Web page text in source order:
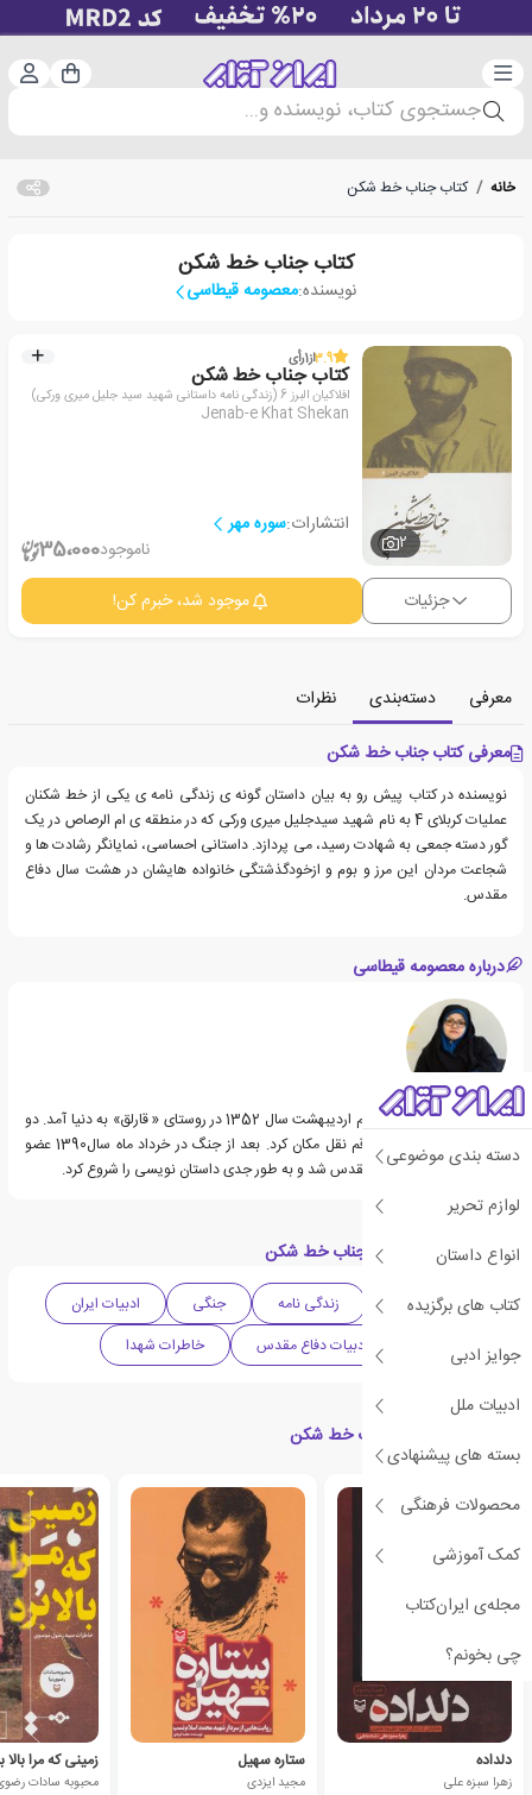
دسته‌بندی سبد
جستجوی کتاب، نویسنده و...
دسته بندی موضوعی
لوازم تحریر
انواع داستان
کتاب های برگزیده
جوایز ادبی
ادبیات ملل
بسته های پیشنهادی
محصولات فرهنگی
کمک آموزشی
مجله‌ی ایران‌کتاب
چی بخونم؟
خانه / کتاب جناب خط شکن
کتاب جناب خط شکن
نویسنده:معصومه قیطاسی
2
3.9از1رأی
کتاب جناب خط شکن
افلاکیان البرز 6 (زندگی نامه داستانی شهید سید جلیل میری ورکی)
Jenab-e Khat Shekan
انتشارات:سوره مهر
ناموجود35،000
جزئیات موجود شد، خبرم کن!
معرفی دسته‌بندی
نظرات
معرفی کتاب جناب خط شکن
نویسنده در کتاب پیش رو به بیان داستان گونه ی زندگی نامه ی یکی از خط شکنان
عملیات کربلای 4 به نام شهید سیدجلیل میری ورکی که در منطقه ی ام الرصاص در یک
گور دسته جمعی به شهادت رسید، می پردازد. داستانی احساسی، نمایانگر رشادت ها و
شجاعت مردان این مرز و بوم و ازخودگذشتگی خانواده هایشان در هشت سال دفاع
مقدس.
درباره معصومه قیطاسی
معصومه قیطاسی در ششم اردیبهشت سال 1352 در روستای « قارلق» به دنیا آمد. دو
سه ساله بود که به شهر قم نقل مکان کرد. بعد از جنگ در خرداد ماه سال1390 عضو
انجمن نویسندگان دفاع مقدس شد و به طور جدی داستان نویسی را شروع کرد.
دسته بندی های کتاب جناب خط شکن
ادبیات داستانی زندگی نامه جنگی
ادبیات ایران
تاریخ ایران
ادبیات دفاع مقدس خاطرات شهدا
کتاب های مرتبط با جناب خط شکن
دلداده
زهرا سبزه علی
ستاره سهیل
مجید ایزدی
زمینی که مرا بالا
محبوبه سادات